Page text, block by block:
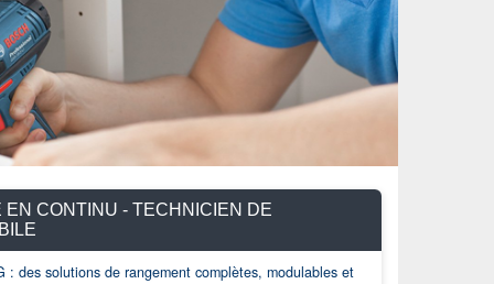
EN CONTINU - TECHNICIEN DE
: des solutions de rangement complètes, modulables et